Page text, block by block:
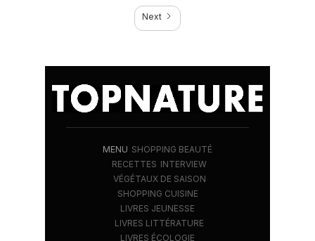
Next
MENU SHOPPING BEAUTÉ
RECETTES INTERVIEW
VÉGÉTAUX DE SAISON
SHOPPING CUISINE
LIVRES JEUNESSE
LIVRES LITTÉRATURE
LIVRES ÉCOLOGIE